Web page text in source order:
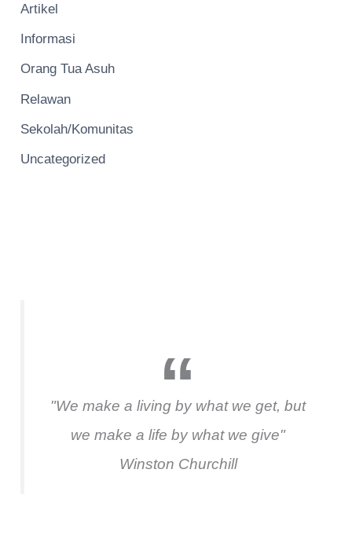
Artikel
Informasi
Orang Tua Asuh
Relawan
Sekolah/Komunitas
Uncategorized
"We make a living by what we get, but
we make a life by what we give"
Winston Churchill